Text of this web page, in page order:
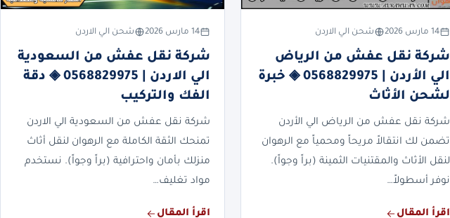
14 مارس 2026 شحن الي الاردن
شركة نقل عفش من الرياض
الي الأردن | 0568829975 ◈ خبرة
لشحن الأثاث
شركة نقل عفش من الرياض الي الأردن
تضمن لك انتقالاً مريحاً ومحمياً مع الرهوان
لنقل الأثاث والمقتنيات الثمينة (براً وجواً).
نوفر أسطولاً…
اقرأ المقال
14 مارس 2026 شحن الي الاردن
شركة نقل عفش من السعودية
الي الاردن | 0568829975 ◈ دقة
الفك والتركيب
شركة نقل عفش من السعودية الي الاردن
تمنحك الثقة الكاملة مع الرهوان لنقل أثاث
منزلك بأمان واحترافية (براً وجواً). نستخدم
مواد تغليف…
اقرأ المقال